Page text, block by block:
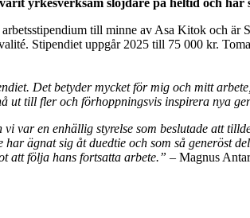
yrkesverksam slöjdare på heltid och
till minne av Asa Kitok och
Stipendiet uppgår 2025 till 75 000 kr.
Det betyder mycket för mig och mitt
ut till fler och förhoppningsvis inspirera nya
var en enhällig styrelse som beslutade att
ägnat sig åt duedtie och som så generöst
att följa hans fortsatta arbete.” – Magnus